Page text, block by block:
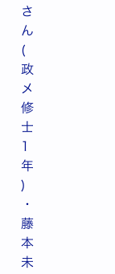
さ
ん
(
政
メ
修
士
1
年
)
・
藤
本
未